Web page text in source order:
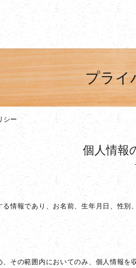
プライ
シー
個人情報
情報であり、お名前、生年月日、性
その範囲内においてのみ、個人情報を